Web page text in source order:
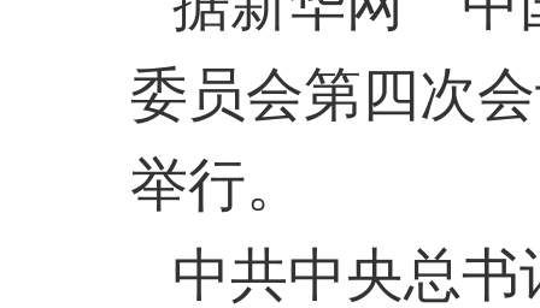
委员会第四次
举行。
中共中央总